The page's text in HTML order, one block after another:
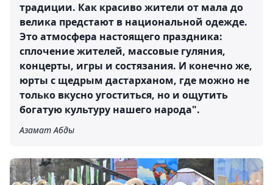
традиции. Как красиво жители от мала до
велика предстают в национальной одежде.
Это атмосфера настоящего праздника:
сплочение жителей, массовые гуляния,
концерты, игры и состязания. И конечно же,
юрты с щедрым дастарханом, где можно не
только вкусно угоститься, но и ощутить
богатую культуру нашего народа".
Азамат Абды